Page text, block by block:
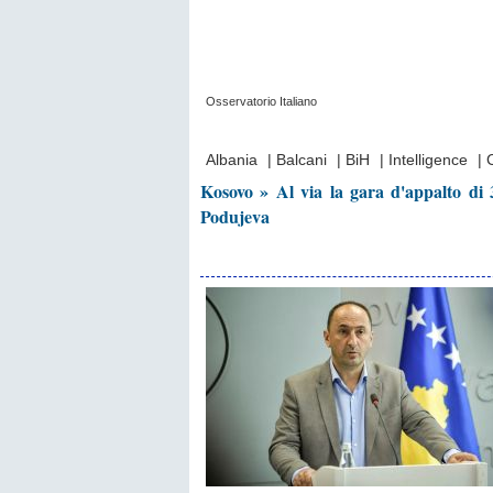
Osservatorio Italiano
Albania
| Balcani | BiH | Intelligence |
Kosovo » Al via la gara d'appalto
Podujeva